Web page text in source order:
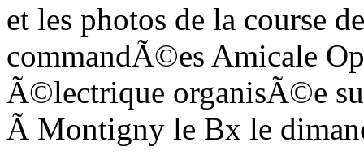
et les photos de la course
commandÃ©es Amicale
Ã©lectrique organisÃ©e
Ã Montigny le Bx le